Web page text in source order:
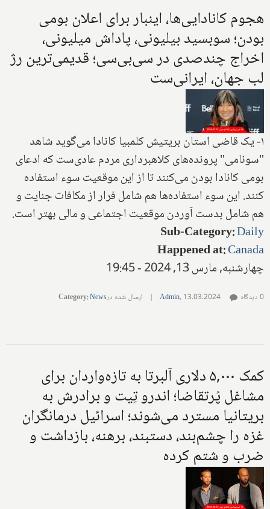
هجوم کانادایی‌ها، اینبار برای اعلان بومی
بودن؛ سوبسید بیلیونی، پاداش میلیونی،
اخراج چندصدی در سی‌بی‌سی؛ قدیمی‌ترین رژ
لب جهان، ایرانی‌ست
۱- یک قاضی استان بریتیش کلمبیا کانادا می‌گوید شاهد
"سونامی" پرونده‌های کلاهبرداری مردم عادی‌ست که ادعای
بومی کانادا بودن می‌کنند تا از این موقعیت سوء استفاده
کنند. این سوء استفاده‌ها هم شامل فرار از مکافات جنایت و
هم شامل بدست آوردن موقعیت اجتماعی و مالی بهتر است.
Sub-Category:Daily
Happened at:Canada
چهارشنبه, مارس 13, 2024 - 19:45
Admin, 13.03.2024
| ارسال شده در Category:News 0 دیدگاه
کمک ۵,۰۰۰ دلاری آلبرتا به تازه‌واردان برای
مشاغل پُرتقاضا؛ اندرو تِیت و برادرش به
بریتانیا مسترد می‌شوند؛ اسرائیل درمانگران
غزه را چشم‌بند، دستبند، برهنه، بازداشت و
ضرب و شتم کرده